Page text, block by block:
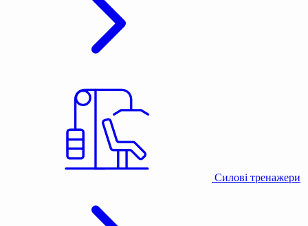
Силові тренажери